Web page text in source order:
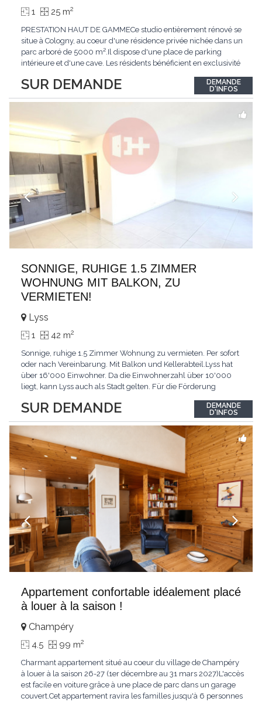
SUR DEMANDE
1 25 m2
PRESTATION HAUT DE GAMMECe studio entièrement rénové se
situe à Cologny, au coeur d'une résidence privée nichée dans un
parc arboré de 5000 m².Il dispose d'une place de parking
intérieure et d'une cave. Les résidents bénéficient en exclusivité
vélos et d'une salle de jeux.ACCESSIBILITÉAccessible en voiture
par la route de...
DEMANDE
D'INFOS
SONNIGE, RUHIGE 1.5 ZIMMER
WOHNUNG MIT BALKON, ZU
VERMIETEN!
SUR DEMANDE
Lyss
1 42 m2
Sonnige, ruhige 1.5 Zimmer Wohnung zu vermieten. Per sofort
oder nach Vereinbarung. Mit Balkon und Kellerabteil.Lyss hat
über 16'000 Einwohner. Da die Einwohnerzahl über 10'000
liegt, kann Lyss auch als Stadt gelten. Für die Förderung
erhalten. Das sich rasch entwickelnde Regionalzentrum hat bis
heute viel vom seeländisch-dörflichen...
DEMANDE
D'INFOS
Appartement confortable idéalement placé
à louer à la saison !
Champéry
4.5 99 m2
Charmant appartement situé au coeur du village de Champéry
à louer à la saison 26-27 (1er décembre au 31 mars 2027)L'accès
est facile en voiture grâce à une place de parc dans un garage
couvert.Cet appartement ravira les familles jusqu'à 6 personnes